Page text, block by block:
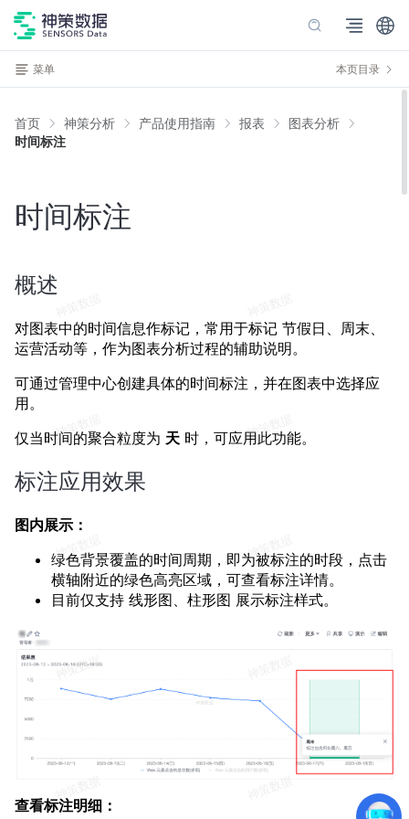
菜单 本页目录
首页 神策分析 产品使用指南 报表
图表分析
时间标注
时间标注
概述
对图表中的时间信息作标记，常用于标记 节假日、周末、
运营活动等，作为图表分析过程的辅助说明。
可通过管理中心创建具体的时间标注，并在图表中选择应
用。
仅当时间的聚合粒度为 天 时，可应用此功能。
标注应用效果
图内展示：
绿色背景覆盖的时间周期，即为被标注的时段，点击
横轴附近的绿色高亮区域，可查看标注详情。
目前仅支持 线形图、柱形图 展示标注样式。
查看标注明细：